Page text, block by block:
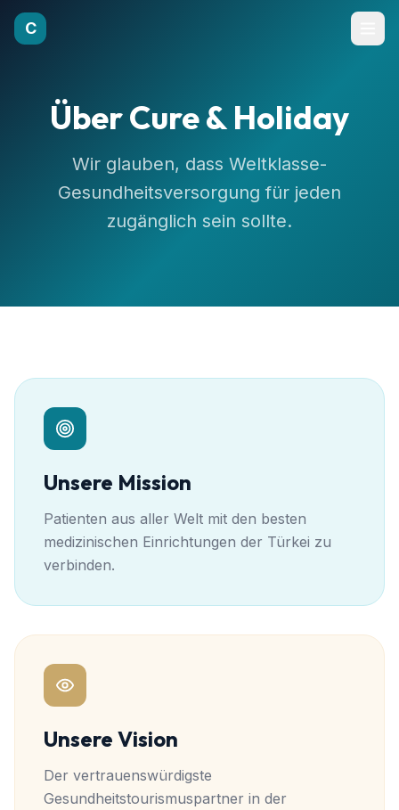
C
Über Cure & Holiday
Wir glauben, dass Weltklasse-
Gesundheitsversorgung für jeden
zugänglich sein sollte.
Unsere Mission
Patienten aus aller Welt mit den besten
medizinischen Einrichtungen der Türkei zu
verbinden.
Unsere Vision
Der vertrauenswürdigste
Gesundheitstourismuspartner in der